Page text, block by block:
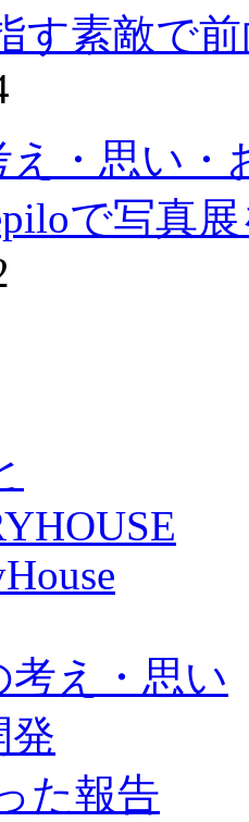
す素敵で
え・思い・
で写真展
考え・思い
発
た報告